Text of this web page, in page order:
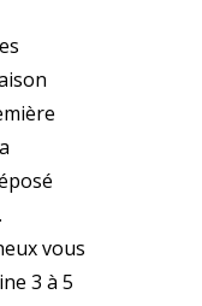
vous
3 à 5